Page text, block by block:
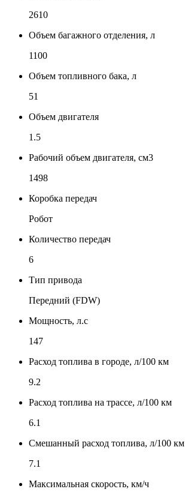
2610
Объем багажного отделения, л
1100
Объем топливного бака, л
51
Объем двигателя
1.5
Рабочий объем двигателя, см3
1498
Коробка передач
Робот
Количество передач
6
Тип привода
Передний (FDW)
Мощность, л.с
147
Расход топлива в городе, л/100 км
9.2
Расход топлива на трассе, л/100 км
6.1
Смешанный расход топлива, л/100 км
7.1
Максимальная скорость, км/ч